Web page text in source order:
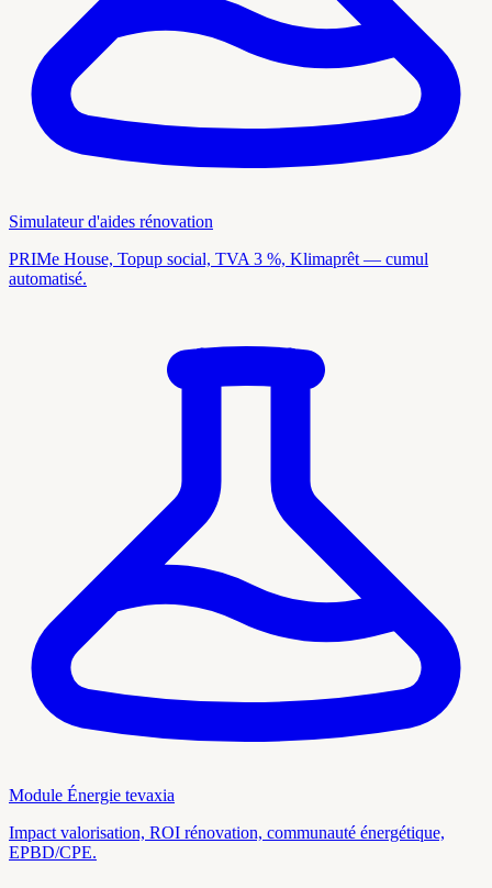
Simulateur d'aides rénovation
PRIMe House, Topup social, TVA 3 %, Klimaprêt — cumul
automatisé.
Module Énergie tevaxia
Impact valorisation, ROI rénovation, communauté énergétique,
EPBD/CPE.